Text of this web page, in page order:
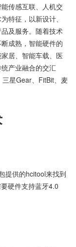
传感互联、人机交
特征，以新设计、
及服务。随着技术
成熟，智能硬件的
居、智能车载、医
产业融合的交汇
星Gear、FitBit、麦
提供的hcitool来找到
硬件支持蓝牙4.0